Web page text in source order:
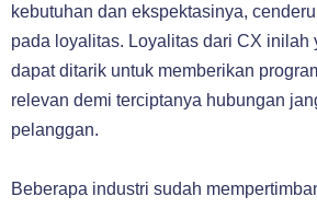
kebutuhan dan ekspektasinya,
pada loyalitas. Loyalitas dari CX inilah
dapat ditarik untuk memberikan
relevan demi terciptanya hubungan
pelanggan.
Beberapa industri sudah